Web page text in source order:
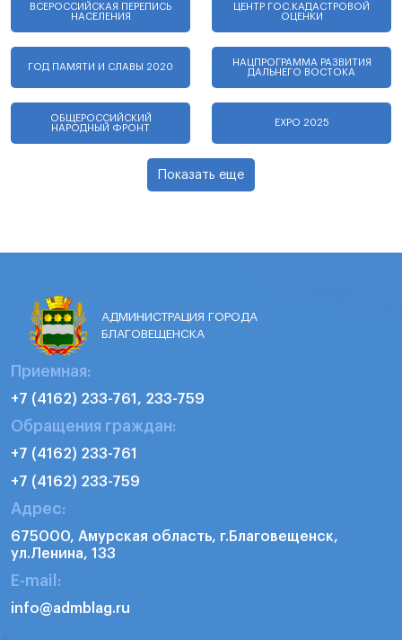
ВСЕРОССИЙСКАЯ ПЕРЕПИСЬ
НАСЕЛЕНИЯ
ЦЕНТР ГОС.КАДАСТРОВОЙ
ОЦЕНКИ
ГОД ПАМЯТИ И СЛАВЫ 2020
НАЦПРОГРАММА РАЗВИТИЯ
ДАЛЬНЕГО ВОСТОКА
ОБЩЕРОССИЙСКИЙ
НАРОДНЫЙ ФРОНТ
EXPO 2025
Показать еще
АДМИНИСТРАЦИЯ ГОРОДА
БЛАГОВЕЩЕНСКА
Приемная:
+7 (4162) 233-761, 233-759
Обращения граждан:
+7 (4162) 233-761
+7 (4162) 233-759
Адрес:
675000, Амурская область, г.Благовещенск,
ул.Ленина, 133
E-mail:
info@admblag.ru